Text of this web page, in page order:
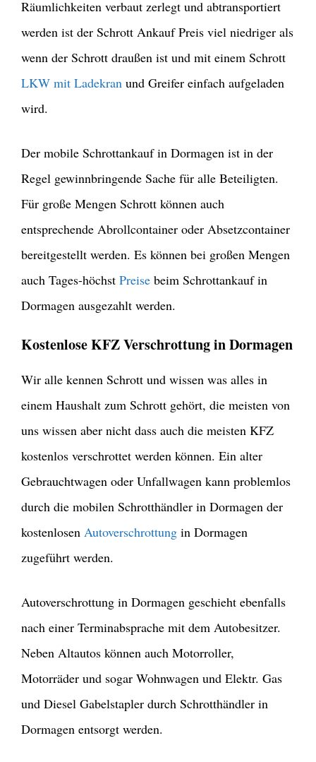
Räumlichkeiten verbaut zerlegt und abtransportiert
werden ist der Schrott Ankauf Preis viel niedriger als
wenn der Schrott draußen ist und mit einem Schrott
LKW mit Ladekran und Greifer einfach aufgeladen
wird.
Der mobile Schrottankauf in Dormagen ist in der
Regel gewinnbringende Sache für alle Beteiligten.
Für große Mengen Schrott können auch
entsprechende Abrollcontainer oder Absetzcontainer
bereitgestellt werden. Es können bei großen Mengen
auch Tages-höchst Preise beim Schrottankauf in
Dormagen ausgezahlt werden.
Kostenlose KFZ Verschrottung in Dormagen
Wir alle kennen Schrott und wissen was alles in
einem Haushalt zum Schrott gehört, die meisten von
uns wissen aber nicht dass auch die meisten KFZ
kostenlos verschrottet werden können. Ein alter
Gebrauchtwagen oder Unfallwagen kann problemlos
durch die mobilen Schrotthändler in Dormagen der
kostenlosen Autoverschrottung in Dormagen
zugeführt werden.
Autoverschrottung in Dormagen geschieht ebenfalls
nach einer Terminabsprache mit dem Autobesitzer.
Neben Altautos können auch Motorroller,
Motorräder und sogar Wohnwagen und Elektr. Gas
und Diesel Gabelstapler durch Schrotthändler in
Dormagen entsorgt werden.